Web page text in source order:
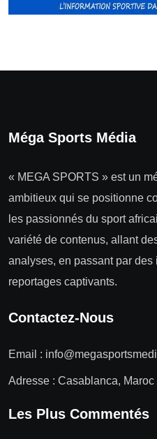
Méga Sports Média
« MEGA SPORTS » est un
ambitieux qui se positionne
les passionnés du sport
variété de contenus, allant
analyses, en passant par
reportages captivants.
Contactez-Nous
Email :
Adresse : Casablanca, Maroc
Les Plus Commentés